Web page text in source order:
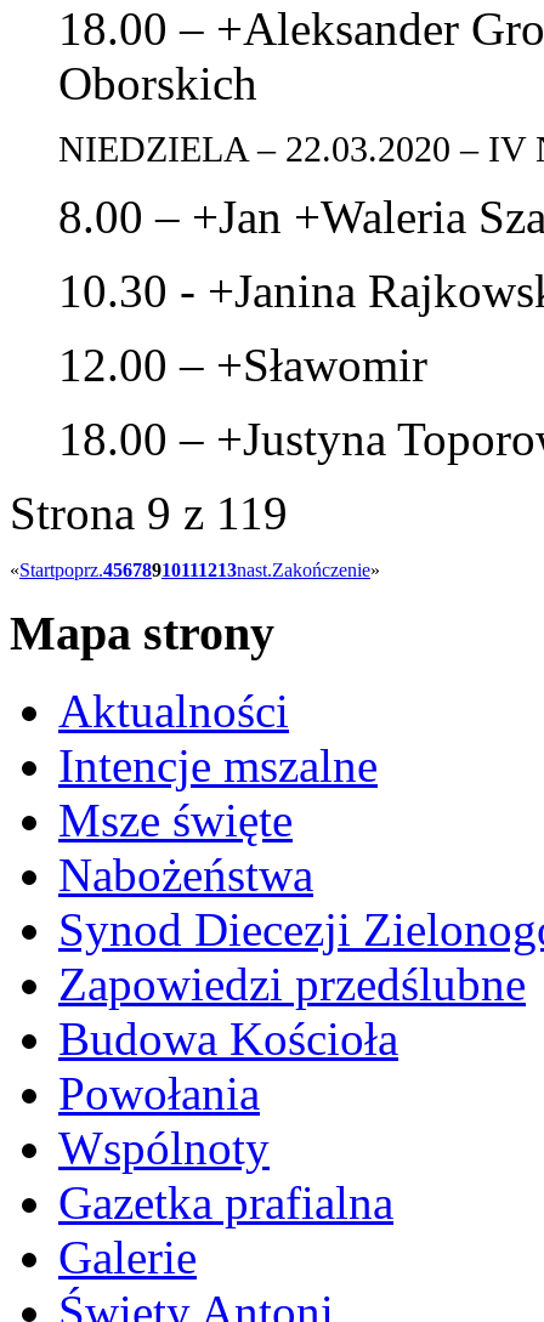
18.00 – +Aleksander
Oborskich
NIEDZIELA – 22.03.2020 –
8.00 – +Jan +Waleria
10.30 - +Janina
12.00 – +Sławomir
18.00 – +Justyna
Strona 9 z 119
«Startpoprz.45678910111213nast.Zakończenie»
Mapa strony
Aktualności
Intencje mszalne
Msze święte
Nabożeństwa
Synod Diecezji
Zapowiedzi przedślubne
Budowa Kościoła
Powołania
Wspólnoty
Gazetka prafialna
Galerie